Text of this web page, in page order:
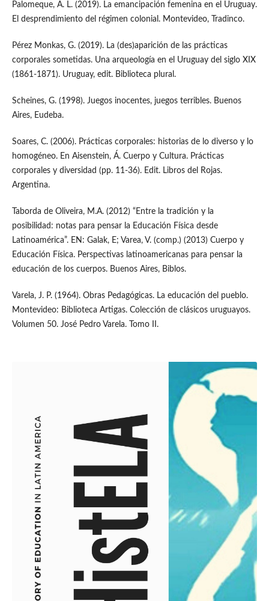
Palomeque, A. L. (2019). La emancipación femenina en el Uruguay.
El desprendimiento del régimen colonial. Montevideo, Tradinco.
Pérez Monkas, G. (2019). La (des)aparición de las prácticas
corporales sometidas. Una arqueología en el Uruguay del siglo XIX
(1861-1871). Uruguay, edit. Biblioteca plural.
Scheines, G. (1998). Juegos inocentes, juegos terribles. Buenos
Aires, Eudeba.
Soares, C. (2006). Prácticas corporales: historias de lo diverso y lo
homogéneo. En Aisenstein, Á. Cuerpo y Cultura. Prácticas
corporales y diversidad (pp. 11-36). Edit. Libros del Rojas.
Argentina.
Taborda de Oliveira, M.A. (2012) “Entre la tradición y la
posibilidad: notas para pensar la Educación Física desde
Latinoamérica”. EN: Galak, E; Varea, V. (comp.) (2013) Cuerpo y
Educación Física. Perspectivas latinoamericanas para pensar la
educación de los cuerpos. Buenos Aires, Biblos.
Varela, J. P. (1964). Obras Pedagógicas. La educación del pueblo.
Montevideo: Biblioteca Artigas. Colección de clásicos uruguayos.
Volumen 50. José Pedro Varela. Tomo II.